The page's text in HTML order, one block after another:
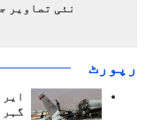
نئی تصاویر
رپورٹ